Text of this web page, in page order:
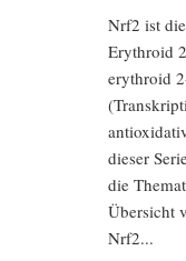
Nrf2 ist
Erythroid
erythroid
dieser
die
Übersicht
Nrf2...